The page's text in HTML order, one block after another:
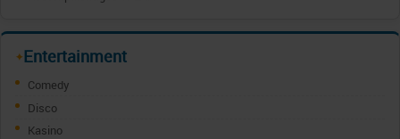
✦Entertainment
Comedy
Disco
Kasino